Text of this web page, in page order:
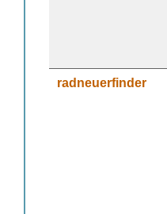
radneuerfinder